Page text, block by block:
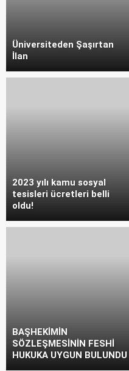
Üniversiteden Şaşırtan
İlan
2023 yılı kamu sosyal
tesisleri ücretleri belli
oldu!
BAŞHEKİMİN
SÖZLEŞMESİNİN FESHİ
HUKUKA UYGUN BULUNDU